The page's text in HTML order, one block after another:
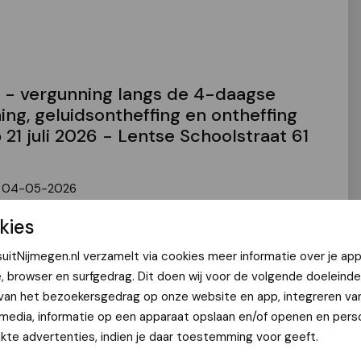
verzamelt via cookies meer informatie over je
browser en surfgedrag. Dit doen wij voor de volgende
het bezoekersgedrag op onze website en app, integreren
informatie op een apparaat opslaan en/of openen en
advertenties, indien je daar toestemming voor geeft.
vergunning langs de 4-daagse
geluidsontheffing en ontheffing
juli 2026 - Lentse Schoolstraat 61
04-05-2026
- evenementenvergunning -
- Waalplein te Nijmegen
04-05-2026